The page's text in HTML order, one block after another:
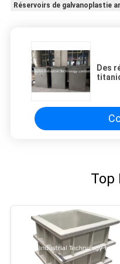
Réservoirs de galvanoplastie
Des
Top